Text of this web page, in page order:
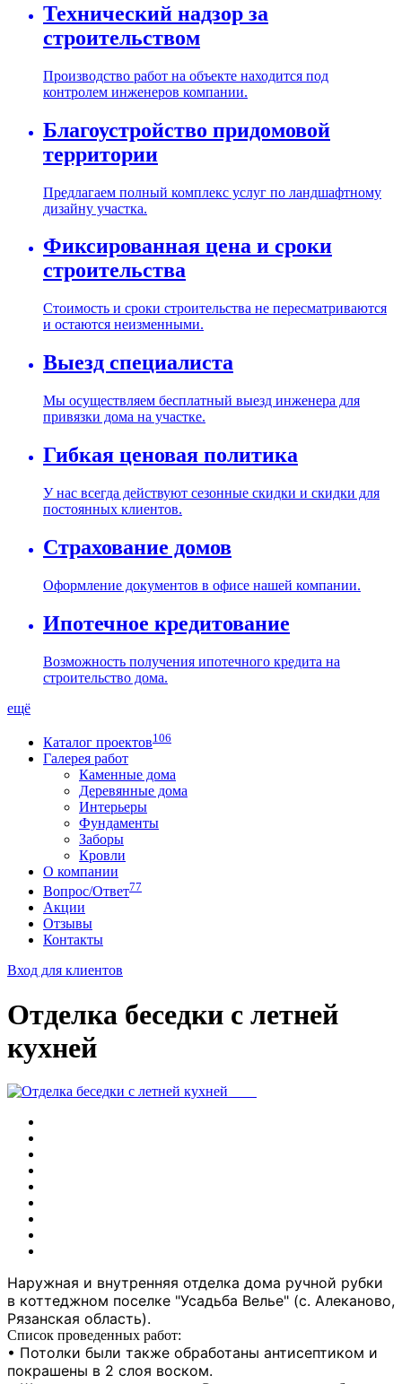
Технический надзор за
строительством
Производство работ на объекте находится под
контролем инженеров компании.
Благоустройство придомовой
территории
Предлагаем полный комплекс услуг по ландшафтному
дизайну участка.
Фиксированная цена и сроки
строительства
Стоимость и сроки строительства не пересматриваются
и остаются неизменными.
Выезд специалиста
Мы осуществляем бесплатный выезд инженера для
привязки дома на участке.
Гибкая ценовая политика
У нас всегда действуют сезонные скидки и скидки для
постоянных клиентов.
Страхование домов
Оформление документов в офисе нашей компании.
Ипотечное кредитование
Возможность получения ипотечного кредита на
строительство дома.
ещё
Каталог проектов106
Галерея работ
Каменные дома
Деревянные дома
Интерьеры
Фундаменты
Заборы
Кровли
О компании
Вопрос/Ответ77
Акции
Отзывы
Контакты
Вход для клиентов
Отделка беседки с летней
кухней
Наружная и внутренняя отделка дома ручной рубки
в коттеджном поселке "Усадьба Велье" (с. Алеканово,
Рязанская область).
Список проведенных работ:
• Потолки были также обработаны антисептиком и
покрашены в 2 слоя воском.